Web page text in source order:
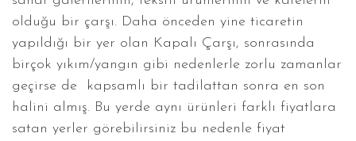
olduğu bir çarşı. Daha önceden yine ticaretin
yapıldığı bir yer olan Kapalı Çarşı, sonrasında
birçok yıkım/yangın gibi nedenlerle zorlu zamanlar
geçirse de kapsamlı bir tadilattan sonra en son
halini almış. Bu yerde aynı ürünleri farklı fiyatlara
satan yerler görebilirsiniz bu nedenle fiyat